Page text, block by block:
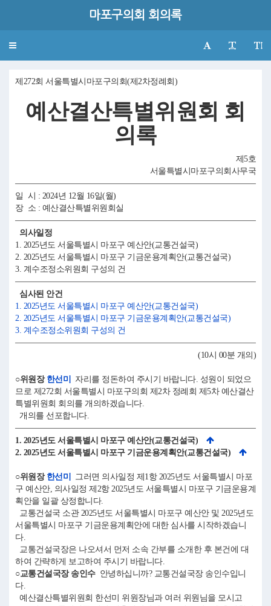
마포구의회 회의록
Toggle
제272회 서울특별시마포구의회(제2차정례회)
예산결산특별위원회 회
의록
제5호
서울특별시마포구의회사무국
일 시 : 2024년 12월 16일(월)
장 소 : 예산결산특별위원회실
의사일정
1. 2025년도 서울특별시 마포구 예산안(교통건설국)
2. 2025년도 서울특별시 마포구 기금운용계획안(교통건설국)
3. 계수조정소위원회 구성의 건
심사된 안건
1. 2025년도 서울특별시 마포구 예산안(교통건설국)
2. 2025년도 서울특별시 마포구 기금운용계획안(교통건설국)
3. 계수조정소위원회 구성의 건
(10시 00분 개의)
○위원장 한선미
자리를 정돈하여 주시기 바랍니다. 성원이 되었으
므로 제272회 서울특별시 마포구의회 제2차 정례회 제5차 예산결산
특별위원회 회의를 개의하겠습니다.
개의를 선포합니다.
1. 2025년도 서울특별시 마포구 예산안(교통건설국)
2. 2025년도 서울특별시 마포구 기금운용계획안(교통건설국)
○위원장 한선미
그러면 의사일정 제1항 2025년도 서울특별시 마포
구 예산안, 의사일정 제2항 2025년도 서울특별시 마포구 기금운용계
획안을 일괄 상정합니다.
교통건설국 소관 2025년도 서울특별시 마포구 예산안 및 2025년도
서울특별시 마포구 기금운용계획안에 대한 심사를 시작하겠습니
다.
교통건설국장은 나오셔서 먼저 소속 간부를 소개한 후 본건에 대
하여 간략하게 보고하여 주시기 바랍니다.
○교통건설국장 송인수안녕하십니까? 교통건설국장 송인수입니
다.
예산결산특별위원회 한선미 위원장님과 여러 위원님을 모시고